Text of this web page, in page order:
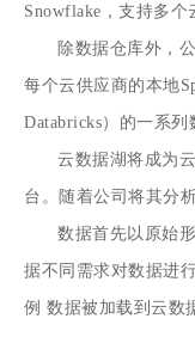
Snowflake，支持多个
除数据仓库外，
每个云供应商的本地
Databricks）的一系列
云数据湖将成为
台。随着公司将其分
数据首先以原始
据不同需求对数据进
例 数据被加载到云数